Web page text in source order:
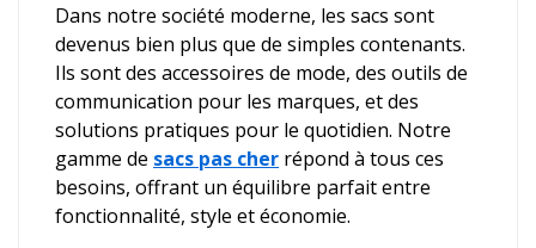
Dans notre société moderne, les sacs sont
devenus bien plus que de simples contenants.
Ils sont des accessoires de mode, des outils de
communication pour les marques, et des
solutions pratiques pour le quotidien. Notre
gamme de sacs pas cher répond à tous ces
besoins, offrant un équilibre parfait entre
fonctionnalité, style et économie.